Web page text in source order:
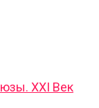
XXI Век